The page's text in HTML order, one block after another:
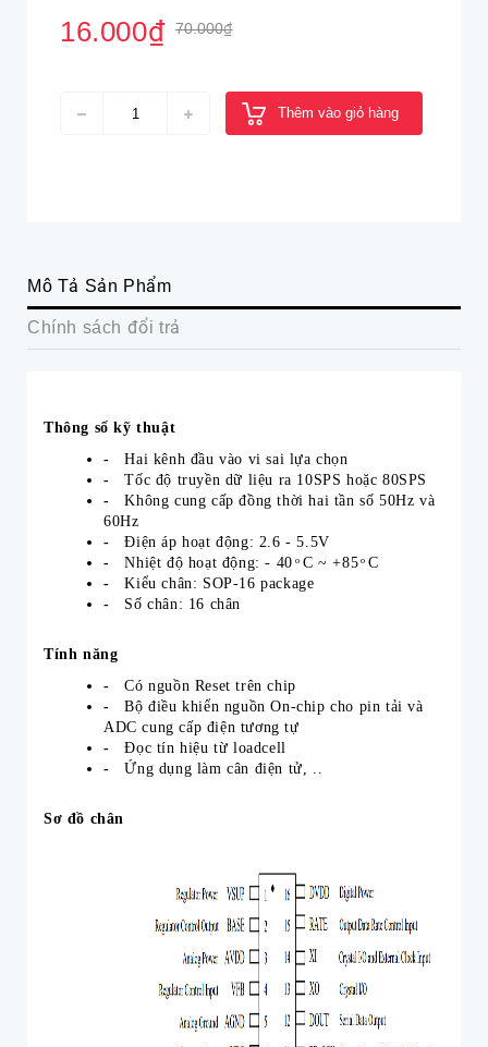
16.000₫ 70.000₫
Thêm vào giỏ hàng
Mô Tả Sản Phẩm
Chính sách đổi trả
Thông số kỹ thuật
-Hai kênh đầu vào vi sai lựa chọn
-Tốc độ truyền dữ liệu ra 10SPS hoặc 80SPS
-Không cung cấp đồng thời hai tần số 50Hz và
60Hz
-Điện áp hoạt động: 2.6 - 5.5V
-Nhiệt độ hoạt động: - 40 ͦ C ~ +85 ͦ C
-Kiểu chân: SOP-16 package
- Số chân: 16 chân
Tính năng
-Có nguồn Reset trên chip
-Bộ điều khiển nguồn On-chip cho pin tải và
ADC cung cấp điện tương tự
-Đọc tín hiệu từ loadcell
-Ứng dụng làm cân điện tử, ..
Sơ đồ chân